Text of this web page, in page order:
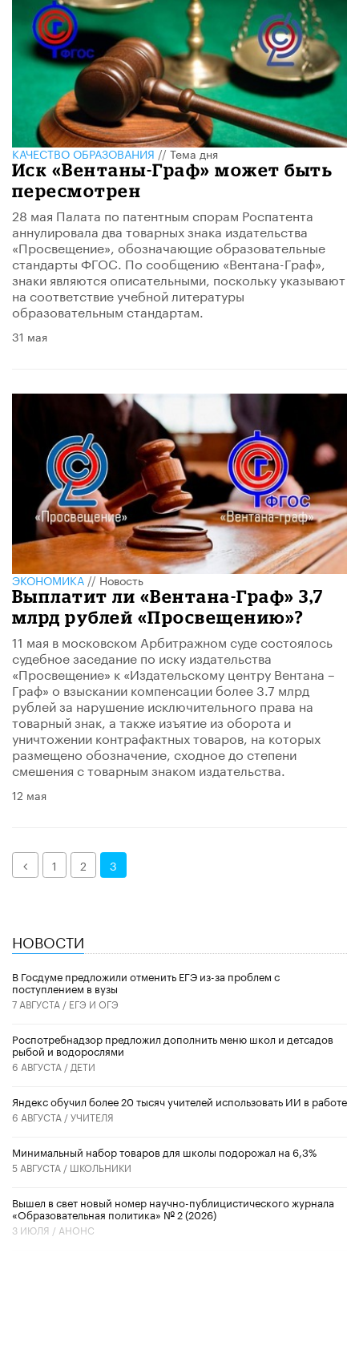
КАЧЕСТВО ОБРАЗОВАНИЯ//Тема дня
Иск «Вентаны-Граф» может быть
пересмотрен
28 мая Палата по патентным спорам Роспатента
аннулировала два товарных знака издательства
«Просвещение», обозначающие образовательные
стандарты ФГОС. По сообщению «Вентана-Граф»,
знаки являются описательными, поскольку указывают
на соответствие учебной литературы
образовательным стандартам.
31 мая
ЭКОНОМИКА//Новость
​Выплатит ли «Вентана-Граф» 3,7
млрд рублей «Просвещению»?
11 мая в московском Арбитражном суде состоялось
судебное заседание по иску издательства
«Просвещение» к «Издательскому центру Вентана –
Граф» о взыскании компенсации более 3.7 млрд
рублей за нарушение исключительного права на
товарный знак, а также изъятие из оборота и
уничтожении контрафактных товаров, на которых
размещено обозначение, сходное до степени
смешения с товарным знаком издательства.
12 мая
Назад1 2 3
НОВОСТИ
В Госдуме предложили отменить ЕГЭ из-за проблем с
поступлением в вузы
7 АВГУСТА / ЕГЭ И ОГЭ
Роспотребнадзор предложил дополнить меню школ и детсадов
рыбой и водорослями
6 АВГУСТА / ДЕТИ
​Яндекс обучил более 20 тысяч учителей использовать ИИ в работе
6 АВГУСТА /УЧИТЕЛЯ
Минимальный набор товаров для школы подорожал на 6,3%
5 АВГУСТА / ШКОЛЬНИКИ
Вышел в свет новый номер научно-публицистического журнала
«Образовательная политика» № 2 (2026)
3 ИЮЛЯ / АНОНС